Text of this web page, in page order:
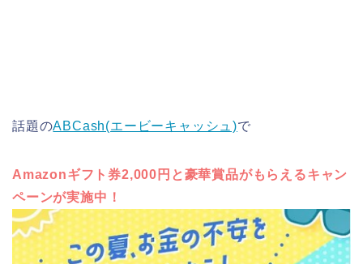
話題のABCash(エービーキャッシュ)で
Amazonギフト券2,000円と豪華賞品がもらえるキャン
ペーンが実施中！